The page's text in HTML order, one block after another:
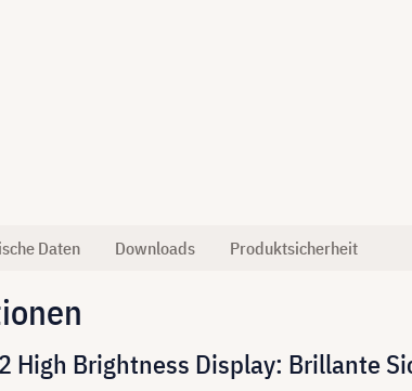
Daten Downloads Produktsicherheit
High Brightness Display: Brillante